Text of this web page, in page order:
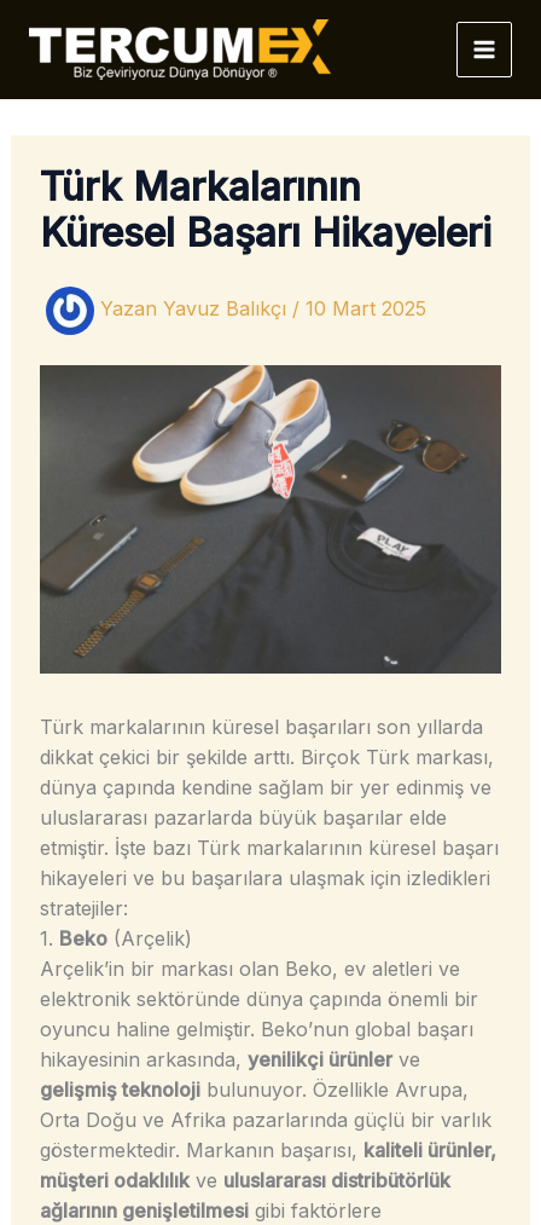
atla
Türk Markalarının
Küresel Başarı Hikayeleri
Yazan Yavuz Balıkçı / 10 Mart 2025
Türk markalarının küresel başarıları son yıllarda
dikkat çekici bir şekilde arttı. Birçok Türk markası,
dünya çapında kendine sağlam bir yer edinmiş ve
uluslararası pazarlarda büyük başarılar elde
etmiştir. İşte bazı Türk markalarının küresel başarı
hikayeleri ve bu başarılara ulaşmak için izledikleri
stratejiler:
1. Beko(Arçelik)
Arçelik’in bir markası olan Beko, ev aletleri ve
elektronik sektöründe dünya çapında önemli bir
oyuncu haline gelmiştir. Beko’nun global başarı
hikayesinin arkasında, yenilikçi ürünlerve
gelişmiş teknolojibulunuyor. Özellikle Avrupa,
Orta Doğu ve Afrika pazarlarında güçlü bir varlık
göstermektedir. Markanın başarısı, kaliteli ürünler,
müşteri odaklılıkve uluslararası distribütörlük
ağlarının genişletilmesigibi faktörlere